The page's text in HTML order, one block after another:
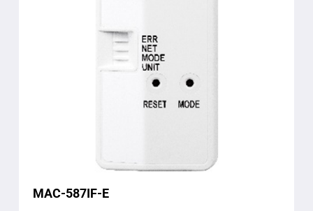
MAC-587IF-E